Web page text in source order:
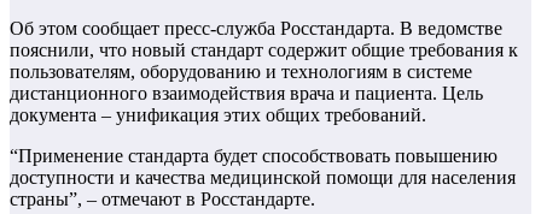
Об этом сообщает пресс-служба Росстандарта. В ведомстве
пояснили, что новый стандарт содержит общие требования к
пользователям, оборудованию и технологиям в системе
дистанционного взаимодействия врача и пациента. Цель
документа – унификация этих общих требований.
“Применение стандарта будет способствовать повышению
доступности и качества медицинской помощи для населения
страны”, – отмечают в Росстандарте.